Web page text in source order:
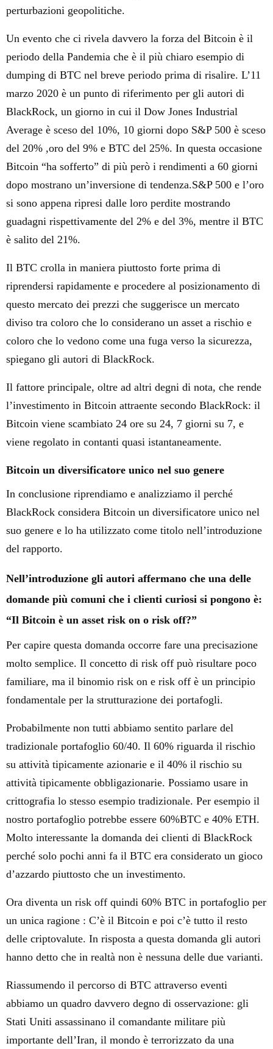
perturbazioni geopolitiche.
Un evento che ci rivela davvero la forza del Bitcoin è il
periodo della Pandemia che è il più chiaro esempio di
dumping di BTC nel breve periodo prima di risalire. L’11
marzo 2020 è un punto di riferimento per gli autori di
BlackRock, un giorno in cui il Dow Jones Industrial
Average è sceso del 10%, 10 giorni dopo S&P 500 è sceso
del 20% ,oro del 9% e BTC del 25%. In questa occasione
Bitcoin “ha sofferto” di più però i rendimenti a 60 giorni
dopo mostrano un’inversione di tendenza.S&P 500 e l’oro
si sono appena ripresi dalle loro perdite mostrando
guadagni rispettivamente del 2% e del 3%, mentre il BTC
è salito del 21%.
Il BTC crolla in maniera piuttosto forte prima di
riprendersi rapidamente e procedere al posizionamento di
questo mercato dei prezzi che suggerisce un mercato
diviso tra coloro che lo considerano un asset a rischio e
coloro che lo vedono come una fuga verso la sicurezza,
spiegano gli autori di BlackRock.
Il fattore principale, oltre ad altri degni di nota, che rende
l’investimento in Bitcoin attraente secondo BlackRock: il
Bitcoin viene scambiato 24 ore su 24, 7 giorni su 7, e
viene regolato in contanti quasi istantaneamente.
Bitcoin un diversificatore unico nel suo genere
In conclusione riprendiamo e analizziamo il perché
BlackRock considera Bitcoin un diversificatore unico nel
suo genere e lo ha utilizzato come titolo nell’introduzione
del rapporto.
Nell’introduzione gli autori affermano che una delle
domande più comuni che i clienti curiosi si pongono è:
“Il Bitcoin è un asset risk on o risk off?”
Per capire questa domanda occorre fare una precisazione
molto semplice. Il concetto di risk off può risultare poco
familiare, ma il binomio risk on e risk off è un principio
fondamentale per la strutturazione dei portafogli.
Probabilmente non tutti abbiamo sentito parlare del
tradizionale portafoglio 60/40. Il 60% riguarda il rischio
su attività tipicamente azionarie e il 40% il rischio su
attività tipicamente obbligazionarie. Possiamo usare in
crittografia lo stesso esempio tradizionale. Per esempio il
nostro portafoglio potrebbe essere 60%BTC e 40% ETH.
Molto interessante la domanda dei clienti di BlackRock
perché solo pochi anni fa il BTC era considerato un gioco
d’azzardo piuttosto che un investimento.
Ora diventa un risk off quindi 60% BTC in portafoglio per
un unica ragione : C’è il Bitcoin e poi c’è tutto il resto
delle criptovalute. In risposta a questa domanda gli autori
hanno detto che in realtà non è nessuna delle due varianti.
Riassumendo il percorso di BTC attraverso eventi
abbiamo un quadro davvero degno di osservazione: gli
Stati Uniti assassinano il comandante militare più
importante dell’Iran, il mondo è terrorizzato da una